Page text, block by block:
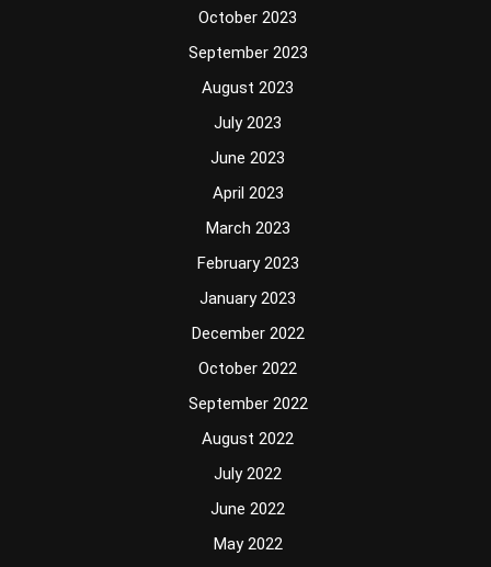
October 2023
September 2023
August 2023
July 2023
June 2023
April 2023
March 2023
February 2023
January 2023
December 2022
October 2022
September 2022
August 2022
July 2022
June 2022
May 2022